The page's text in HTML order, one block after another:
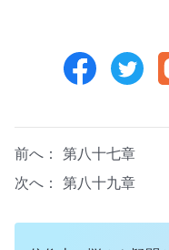
前へ： 第八十七章
次へ： 第八十九章